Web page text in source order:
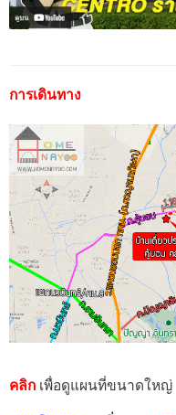
การเดินทาง
คลิก เพื่อดูแผนที่ขนาดใหญ่